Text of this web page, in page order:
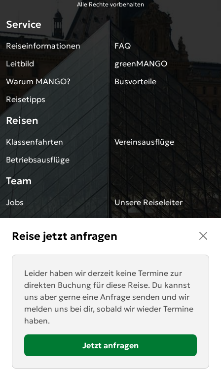
Reise jetzt anfragen
Leider haben wir derzeit keine Termine zur
direkten Buchung für diese Reise. Du kannst
uns aber gerne eine Anfrage senden und wir
melden uns bei dir, sobald wir wieder Termine
haben.
Jetzt anfragen
Alle Rechte vorbehalten
Service
Reiseinformationen
Leitbild
Warum MANGO?
Reisetipps
FAQ
greenMANGO
Busvorteile
Reisen
Klassenfahrten
Betriebsausflüge
Vereinsausflüge
Team
Jobs Unsere Reiseleiter
Sonstiges
Downloads
Datenschutz
Newsletter
Kontakt
Anrufen
Mail schreiben
Zum Angebotsformular